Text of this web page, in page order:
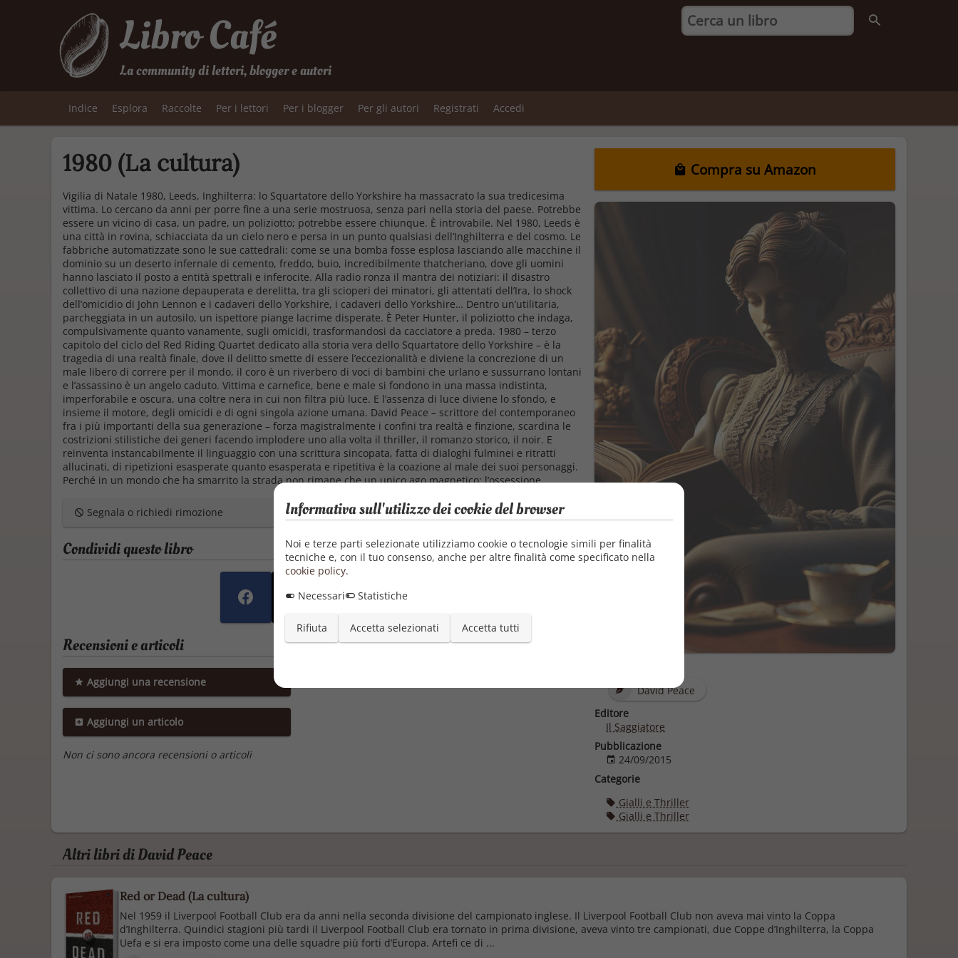
Libro Café
La community di lettori, blogger e autori
Indice Esplora Raccolte Per i lettori Per i blogger Per gli autori Registrati Accedi
1980 (La cultura) Compra su Amazon
David Peace
Editore
Il Saggiatore
Pubblicazione
24/09/2015
Categorie
Gialli e Thriller
Gialli e Thriller
Vigilia di Natale 1980, Leeds, Inghilterra: lo Squartatore dello Yorkshire ha massacrato la sua tredicesima
vittima. Lo cercano da anni per porre fine a una serie mostruosa, senza pari nella storia del paese. Potrebbe
essere un vicino di casa, un padre, un poliziotto; potrebbe essere chiunque. È introvabile. Nel 1980, Leeds è
una città in rovina, schiacciata da un cielo nero e persa in un punto qualsiasi dell’Inghilterra e del cosmo. Le
fabbriche automatizzate sono le sue cattedrali: come se una bomba fosse esplosa lasciando alle macchine il
dominio su un deserto infernale di cemento, freddo, buio, incredibilmente thatcheriano, dove gli uomini
hanno lasciato il posto a entità spettrali e inferocite. Alla radio ronza il mantra dei notiziari: il disastro
collettivo di una nazione depauperata e derelitta, tra gli scioperi dei minatori, gli attentati dell’Ira, lo shock
dell’omicidio di John Lennon e i cadaveri dello Yorkshire, i cadaveri dello Yorkshire… Dentro un’utilitaria,
parcheggiata in un autosilo, un ispettore piange lacrime disperate. È Peter Hunter, il poliziotto che indaga,
compulsivamente quanto vanamente, sugli omicidi, trasformandosi da cacciatore a preda. 1980 – terzo
capitolo del ciclo del Red Riding Quartet dedicato alla storia vera dello Squartatore dello Yorkshire – è la
tragedia di una realtà finale, dove il delitto smette di essere l’eccezionalità e diviene la concrezione di un
male libero di correre per il mondo, il coro è un riverbero di voci di bambini che urlano e sussurrano lontani
e l’assassino è un angelo caduto. Vittima e carnefice, bene e male si fondono in una massa indistinta,
imperforabile e oscura, una coltre nera in cui non filtra più luce. E l’assenza di luce diviene lo sfondo, e
insieme il motore, degli omicidi e di ogni singola azione umana. David Peace – scrittore del contemporaneo
fra i più importanti della sua generazione – forza magistralmente i confini tra realtà e finzione, scardina le
costrizioni stilistiche dei generi facendo implodere uno alla volta il thriller, il romanzo storico, il noir. E
reinventa instancabilmente il linguaggio con una scrittura sincopata, fatta di dialoghi fulminei e ritratti
allucinati, di ripetizioni esasperate quanto esasperata e ripetitiva è la coazione al male dei suoi personaggi.
Perché in un mondo che ha smarrito la strada non rimane che un unico ago magnetico: l’ossessione.
Segnala o richiedi rimozione
Condividi questo libro
Recensioni e articoli
Aggiungi una recensione
Aggiungi un articolo
Non ci sono ancora recensioni o articoli
Altri libri di David Peace
Red or Dead (La cultura)
Nel 1959 il Liverpool Football Club era da anni nella seconda divisione del campionato inglese. Il Liverpool Football Club non aveva mai vinto la Coppa
d’Inghilterra. Quindici stagioni più tardi il Liverpool Football Club era tornato in prima divisione, aveva vinto tre campionati, due Coppe d’Inghilterra, la Coppa
Uefa e si era imposto come una delle squadre più forti d’Europa. Artefi ce di ...
Informativa sull'utilizzo dei cookie del browser
Noi e terze parti selezionate utilizziamo cookie o tecnologie simili per finalità
tecniche e, con il tuo consenso, anche per altre finalità come specificato nella
cookie policy.
Necessari
Statistiche
Rifiuta Accetta selezionati Accetta tutti